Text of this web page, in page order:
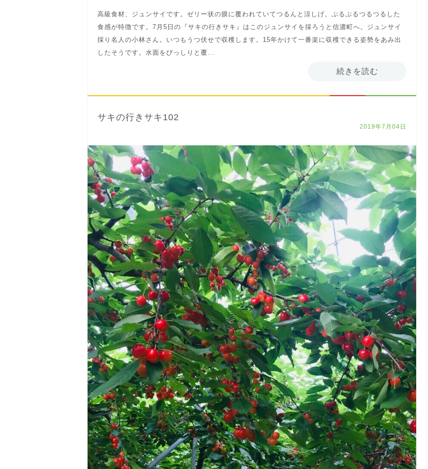
高級食材、ジュンサイです。ゼリー状の膜に覆われていてつるんと涼しげ。ぷるぷるつるつるした
食感が特徴です。7月5日の『サキの行きサキ』はこのジュンサイを採ろうと信濃町へ。ジュンサイ
採り名人の小林さん。いつもうつ伏せで収穫します。15年かけて一番楽に収穫できる姿勢をあみ出
したそうです。水面をびっしりと覆...
続きを読む
サキの行きサキ102
2019年7月04日